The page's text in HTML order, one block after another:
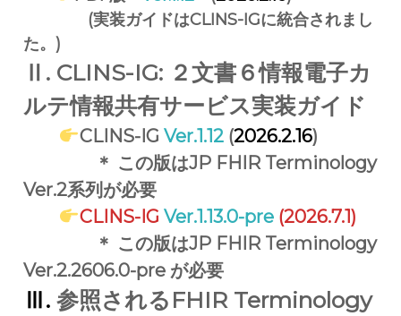
F
H
I
R
®
規
格
タ
ル
サ
イ
(実装ガイドはCLINS-IGに統合されまし
た。)
Ⅱ. CLINS-IG: ２文書６情報電子カ
ルテ情報共有サービス実装ガイド
CLINS-IG Ver.1.12(2026.2.16)
＊ この版はJP FHIR Terminology
Ver.2系列が必要
CLINS-IG Ver.1.13.0-pre(2026.7.1)
＊ この版はJP FHIR Terminology
Ver.2.2606.0-pre が必要
Ⅲ.参照されるFHIR Terminology